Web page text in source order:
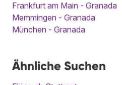
Frankfurt am Main - Granada
Memmingen - Granada
München - Granada
Ähnliche Suchen